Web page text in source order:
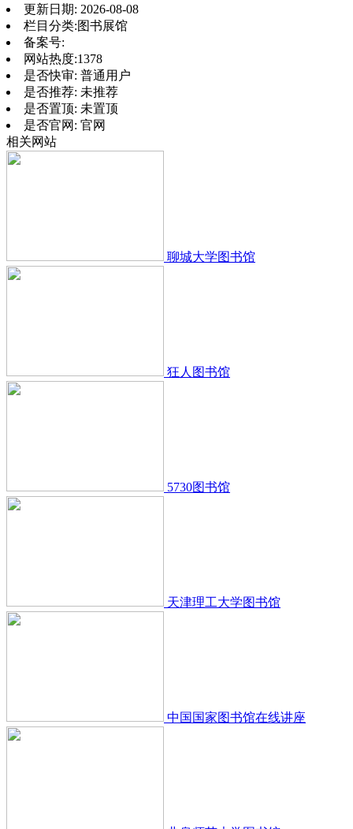
更新日期: 2026-08-08
栏目分类:图书展馆
备案号:
网站热度:1378
是否快审: 普通用户
是否推荐: 未推荐
是否置顶: 未置顶
是否官网: 官网
相关网站
聊城大学图书馆
狂人图书馆
5730图书馆
天津理工大学图书馆
中国国家图书馆在线讲座